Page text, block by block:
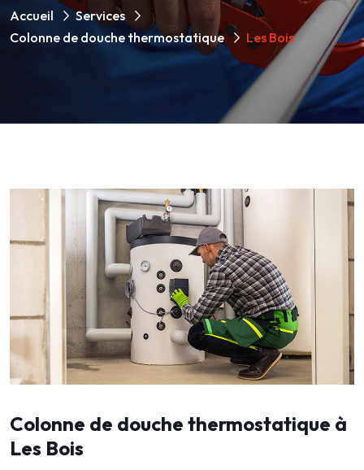
Accueil
Services
Colonne de douche thermostatique
Les Bois
Colonne de douche thermostatique à
Les Bois